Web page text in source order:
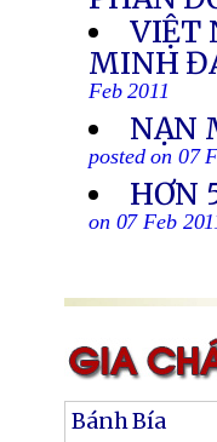
VIỆT
MINH
Feb 2011
NẠN
posted on 07
HƠN
on 07 Feb
Bánh Bía